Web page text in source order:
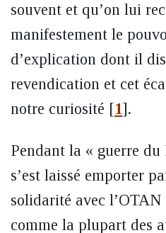
souvent et qu’on lui
manifestement le
d’explication dont il
revendication et cet
notre curiosité [1] .
Pendant la « guerre
s’est laissé emporter
solidarité avec
comme la plupart des